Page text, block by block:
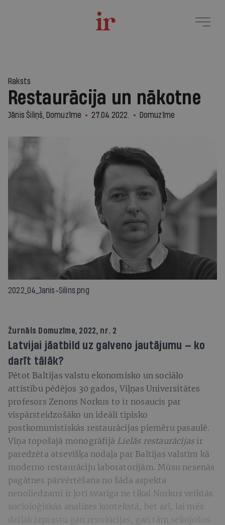
Raksts
Restaurācija un nākotne
Jānis Šiliņš, Domuzīme 27.04.2022. Domuzīme
2022_04_Janis-Silins.png
Žurnāls Domuzīme, 2022, nr. 2
Latvijai jāatbild uz galveno jautājumu — ko
darīt tālāk?
Pētot Baltijas valstu ekonomisko un sociālo
attīstību pēdējos 30 gados, Viļņas Universitātes
profesors Zenons Norkus to ir nosaucis par
vispārsteidzošāko un ideāli tipisko
postkomunistiskās restaurācijas piemēru pasaulē.
Viņa topošajā monogrāfijā Lielās restaurācijasir
paredzēta atsevišķa nodaļa par Baltijas valstīm kā
moderno restaurāciju laboratorijām. Mūsu nesenās
pagātnes pārvērtēšana no šāda aspekta
nenoliedzami ir ļoti svarīga ne tikai Norkus veiktās
socioloģiskās analīzes kontekstā, bet arī, lai mēs
dziļāk izprastu gan revolūcijas, gan tām sekojošos